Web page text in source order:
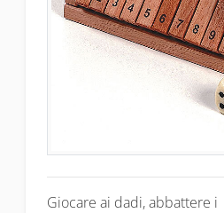
Giocare ai dadi, abbattere